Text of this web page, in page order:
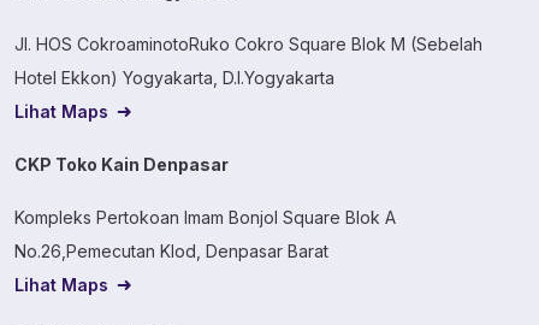
Jl. HOS CokroaminotoRuko Cokro Square Blok M (Sebelah
Hotel Ekkon) Yogyakarta, D.I.Yogyakarta
Lihat Maps
CKP Toko Kain Denpasar
Kompleks Pertokoan Imam Bonjol Square Blok A
No.26,Pemecutan Klod, Denpasar Barat
Lihat Maps